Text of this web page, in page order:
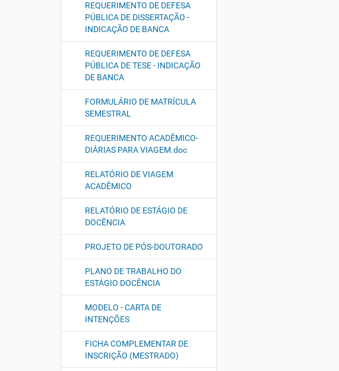
REQUERIMENTO DE DEFESA
PÚBLICA DE DISSERTAÇÃO -
INDICAÇÃO DE BANCA
REQUERIMENTO DE DEFESA
PÚBLICA DE TESE - INDICAÇÃO
DE BANCA
FORMULÁRIO DE MATRÍCULA
SEMESTRAL
REQUERIMENTO ACADÊMICO-
DIÁRIAS PARA VIAGEM.doc
RELATÓRIO DE VIAGEM
ACADÊMICO
RELATÓRIO DE ESTÁGIO DE
DOCÊNCIA
PROJETO DE PÓS-DOUTORADO
PLANO DE TRABALHO DO
ESTÁGIO DOCÊNCIA
MODELO - CARTA DE
INTENÇÕES
FICHA COMPLEMENTAR DE
INSCRIÇÃO (MESTRADO)